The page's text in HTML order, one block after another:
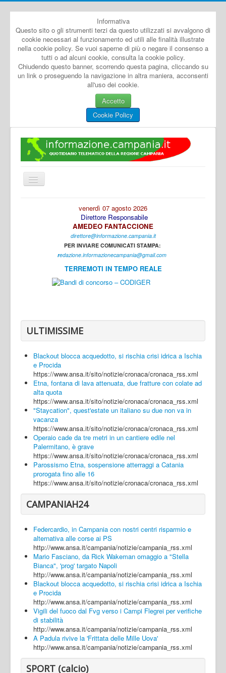
Informativa
Questo sito o gli strumenti terzi da questo utilizzati si avvalgono di
cookie necessari al funzionamento ed utili alle finalità illustrate
nella cookie policy. Se vuoi saperne di più o negare il consenso a
tutti o ad alcuni cookie, consulta la cookie policy.
Chiudendo questo banner, scorrendo questa pagina, cliccando su
un link o proseguendo la navigazione in altra maniera, acconsenti
all'uso dei cookie.
Accetto
Cookie Policy
Cambia
navigazione
Caserta
Napoli
Salerno
Login
venerdì 07 agosto 2026
Direttore Responsabile
AMEDEO FANTACCIONE
direttore@informazione.campania.it
PER INVIARE COMUNICATI STAMPA:
redazione.informazionecampania@gmail.com
TERREMOTI IN TEMPO REALE
ULTIMISSIME
Blackout blocca acquedotto, si rischia crisi idrica a Ischia
e Procida
https://www.ansa.it/sito/notizie/cronaca/cronaca_rss.xml
Etna, fontana di lava attenuata, due fratture con colate ad
alta quota
https://www.ansa.it/sito/notizie/cronaca/cronaca_rss.xml
"Staycation", quest'estate un italiano su due non va in
vacanza
https://www.ansa.it/sito/notizie/cronaca/cronaca_rss.xml
Operaio cade da tre metri in un cantiere edile nel
Palermitano, è grave
https://www.ansa.it/sito/notizie/cronaca/cronaca_rss.xml
Parossismo Etna, sospensione atterraggi a Catania
prorogata fino alle 16
https://www.ansa.it/sito/notizie/cronaca/cronaca_rss.xml
CAMPANIAH24
Federcardio, in Campania con nostri centri risparmio e
alternativa alle corse ai PS
http://www.ansa.it/campania/notizie/campania_rss.xml
Mario Fasciano, da Rick Wakeman omaggio a "Stella
Bianca", 'prog' targato Napoli
http://www.ansa.it/campania/notizie/campania_rss.xml
Blackout blocca acquedotto, si rischia crisi idrica a Ischia
e Procida
http://www.ansa.it/campania/notizie/campania_rss.xml
Vigili del fuoco dal Fvg verso i Campi Flegrei per verifiche
di stabilità
http://www.ansa.it/campania/notizie/campania_rss.xml
A Padula rivive la 'Frittata delle Mille Uova'
http://www.ansa.it/campania/notizie/campania_rss.xml
SPORT (calcio)